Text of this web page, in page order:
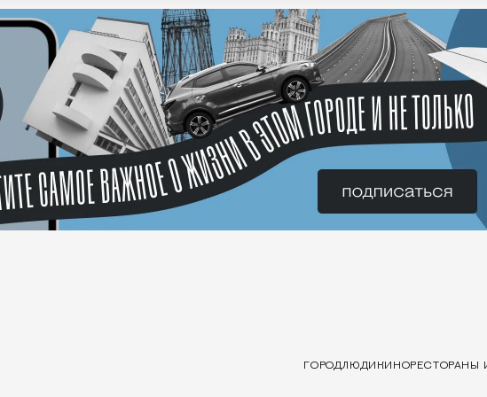
ГОРОДЛЮДИ КИНОРЕСТОРАНЫ